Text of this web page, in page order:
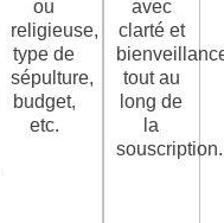
ou
religieuse,
type de
sépulture,
budget,
etc.
avec
clarté et
tout au
long de
la
souscription.